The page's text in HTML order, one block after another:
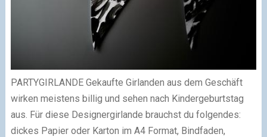
PARTYGIRLANDE Gekaufte Girlanden aus dem Geschäft
wirken meistens billig und sehen nach Kindergeburtstag
aus. Für diese Designergirlande brauchst du folgendes:
dickes Papier oder Karton im A4 Format, Bindfaden,